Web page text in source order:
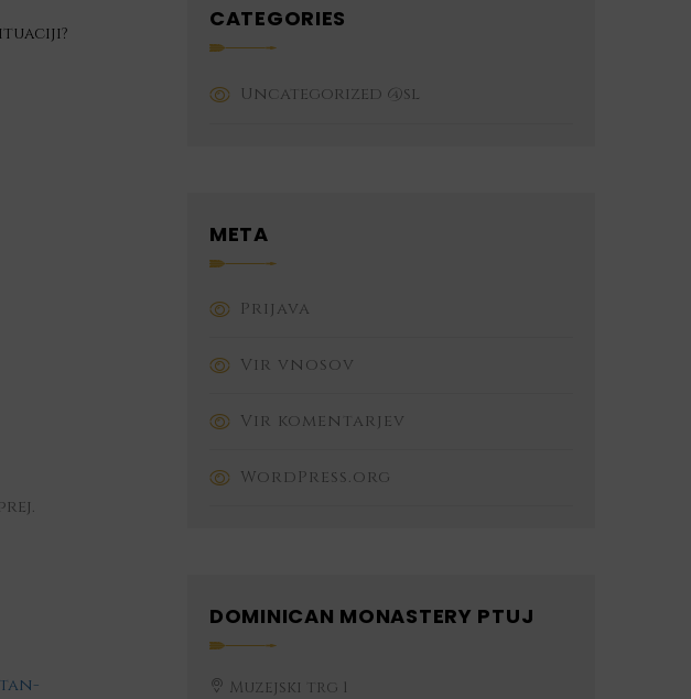
CATEGORIES
Uncategorized @sl
META
Prijava
Vir vnosov
Vir komentarjev
WordPress.org
DOMINICAN MONASTERY PTUJ
Muzejski trg 1